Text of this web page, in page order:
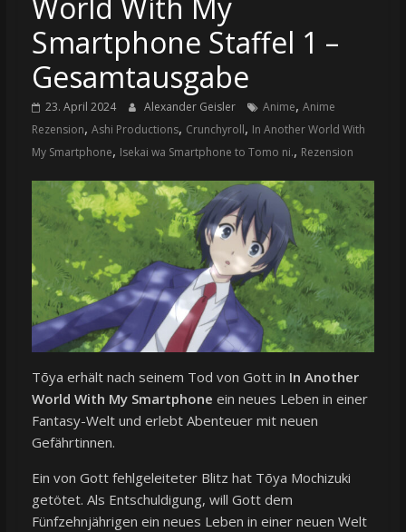
Smartphone Staffel 1 –
Gesamtausgabe
23. April 2024 Alexander Geisler Anime, Anime
Rezension, Ashi Productions, Crunchyroll, In Another World With
My Smartphone, Isekai wa Smartphone to Tomo ni., Rezension
Tōya erhält nach seinem Tod von Gott in In Another
World With My Smartphone ein neues Leben in einer
Fantasy-Welt und erlebt Abenteuer mit neuen
Gefährtinnen.
Ein von Gott fehlgeleiteter Blitz hat Tōya Mochizuki
getötet. Als Entschuldigung, will Gott dem
Fünfzehnjährigen ein neues Leben in einer neuen Welt